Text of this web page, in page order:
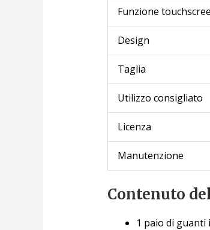
Funzione
Design
Taglia
Utilizzo consigliato
Licenza
Manutenzione
Contenuto
1 paio di